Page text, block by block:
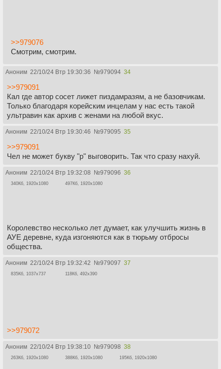
>>979076
Смотрим, смотрим.
Аноним 22/10/24 Втр 19:30:36 №979094 34
>>979091
Кал где автор сосет лижет пиздамразям, а не базовчикам.
Только благодаря корейским инцелам у нас есть такой
ультравин как архив с женами на любой вкус.
Аноним 22/10/24 Втр 19:30:46 №979095 35
>>979091
Чел не может букву "р" выговорить. Так что сразу нахуй.
Аноним 22/10/24 Втр 19:32:08 №979096 36
340Кб, 1920x1080 497Кб, 1920x1080
Королевство несколько лет думает, как улучшить жизнь в
АУЕ деревне, куда изгоняются как в тюрьму отбросы
общества.
Аноним 22/10/24 Втр 19:32:42 №979097 37
835Кб, 1037x737 118Кб, 492x390
>>979072
Аноним 22/10/24 Втр 19:38:10 №979098 38
263Кб, 1920x1080 388Кб, 1920x1080 195Кб, 1920x1080